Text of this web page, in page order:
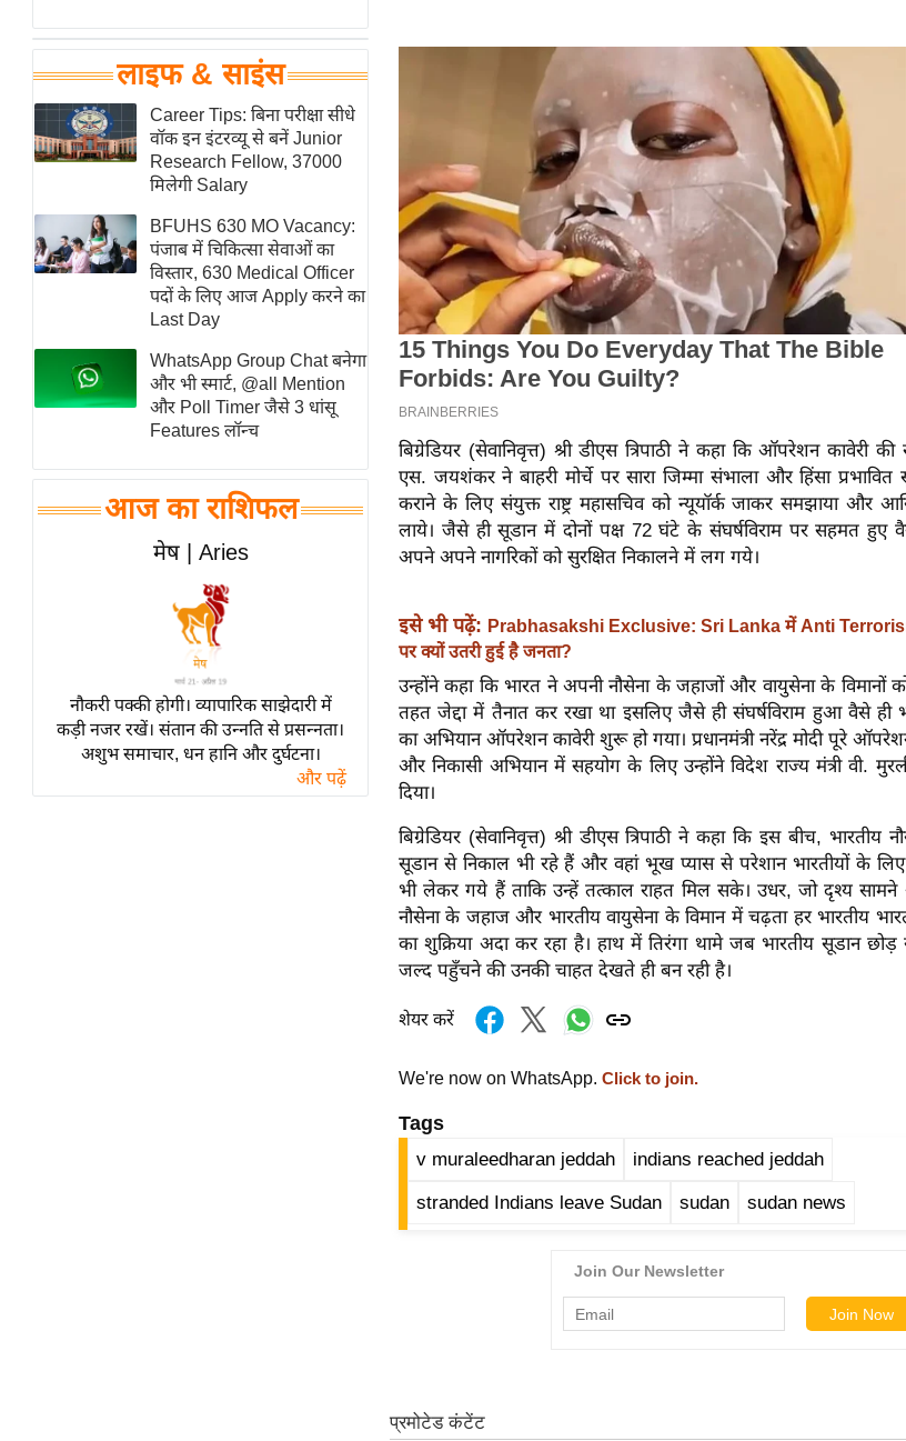
ब्यूटी/फैशन
घरेलू नुस्खे
पर्यटन स्थल
फिटनेस मंत्रा
रिलेशनशिप
विश्लेषण
समसामयिक
मातृभूमि
स्तंभ
एम.
आर.
चाय पर
समीक्षा
व्रत
त्योहार
राशिफल
विशेष
लाइफ & साइंस
Career Tips: बिना परीक्षा सीधे
वॉक इन इंटरव्यू से बनें Junior
Research Fellow, 37000
मिलेगी Salary
BFUHS 630 MO Vacancy:
पंजाब में चिकित्सा सेवाओं का
विस्तार, 630 Medical Officer
पदों के लिए आज Apply करने का
Last Day
WhatsApp Group Chat बनेगा
और भी स्मार्ट, @all Mention
और Poll Timer जैसे 3 धांसू
Features लॉन्च
आज का राशिफल
मेष | Aries
नौकरी पक्की होगी। व्यापारिक साझेदारी में
कड़ी नजर रखें। संतान की उन्नति से प्रसन्नता।
अशुभ समाचार, धन हानि और दुर्घटना।
और पढ़ें
बिग्रेडियर (सेवानिवृत्त) श्री डीएस त्रिपाठी ने कहा कि ऑपरेशन कावेरी
एस. जयशंकर ने बाहरी मोर्चे पर सारा जिम्मा संभाला और हिंसा प्रभावित
कराने के लिए संयुक्त राष्ट्र महासचिव को न्यूयॉर्क जाकर समझाया और
लाये। जैसे ही सूडान में दोनों पक्ष 72 घंटे के संघर्षविराम पर सहमत हुए
अपने अपने नागरिकों को सुरक्षित निकालने में लग गये।
इसे भी पढ़ें: Prabhasakshi Exclusive: Sri Lanka में Anti
पर क्यों उतरी हुई है जनता?
उन्होंने कहा कि भारत ने अपनी नौसेना के जहाजों और वायुसेना के विमानों
तहत जेद्दा में तैनात कर रखा था इसलिए जैसे ही संघर्षविराम हुआ वैसे ही
का अभियान ऑपरेशन कावेरी शुरू हो गया। प्रधानमंत्री नरेंद्र मोदी पूरे
और निकासी अभियान में सहयोग के लिए उन्होंने विदेश राज्य मंत्री वी.
दिया।
बिग्रेडियर (सेवानिवृत्त) श्री डीएस त्रिपाठी ने कहा कि इस बीच, भारतीय
सूडान से निकाल भी रहे हैं और वहां भूख प्यास से परेशान भारतीयों के
भी लेकर गये हैं ताकि उन्हें तत्काल राहत मिल सके। उधर, जो दृश्य
नौसेना के जहाज और भारतीय वायुसेना के विमान में चढ़ता हर भारतीय
का शुक्रिया अदा कर रहा है। हाथ में तिरंगा थामे जब भारतीय सूडान
जल्द पहुँचने की उनकी चाहत देखते ही बन रही है।
शेयर करें
We're now on WhatsApp. Click to join.
Tags
v muraleedharan jeddah indians reached jeddah
stranded Indians leave Sudan sudan sudan news